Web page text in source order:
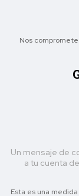
Nos
Un mensaje de
a tu cuenta
Esta es una